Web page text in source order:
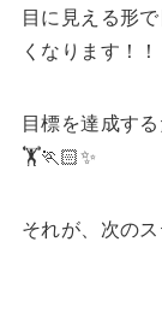
目に見える形
くなります！！
目標を達成す
🏋️🏃🏻✨
それが、次の